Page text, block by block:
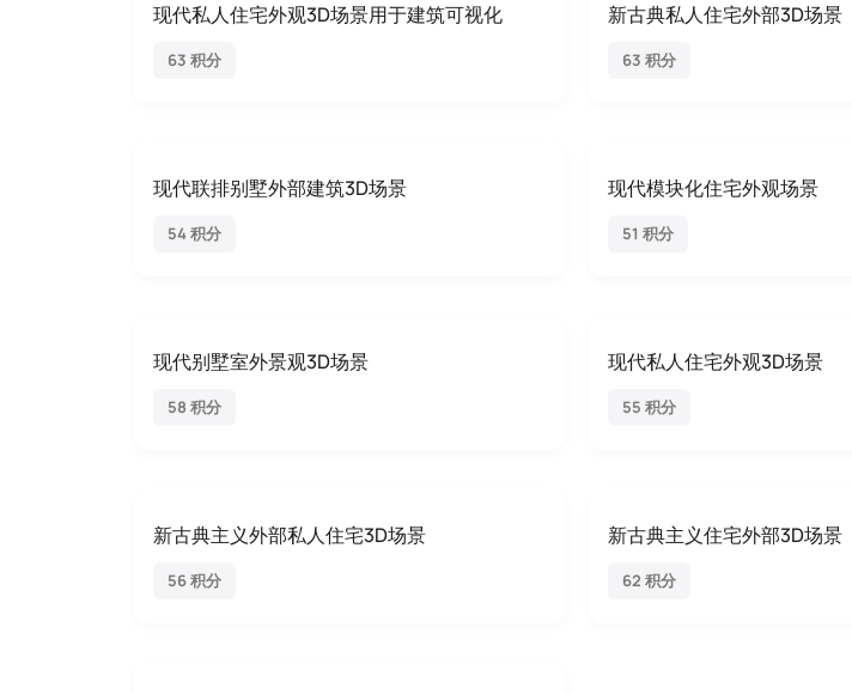
现代私人住宅外观3D场景用于建筑可视化
63 积分
新古典私人住宅外部3D场景
63 积分
现代联排别墅外部建筑3D场景
54 积分
现代模块化住宅外观场景
51 积分
现代别墅室外景观3D场景
58 积分
现代私人住宅外观3D场景
55 积分
新古典主义外部私人住宅3D场景
56 积分
新古典主义住宅外部3D场景
62 积分